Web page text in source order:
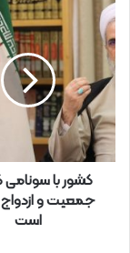
ل
خ
و
د
و
ر
کشور با
جمعیت و
است